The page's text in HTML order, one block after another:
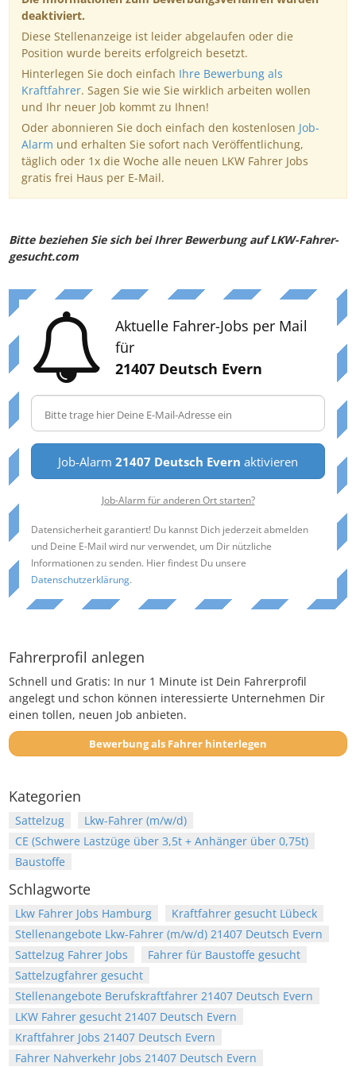
deaktiviert.
Diese Stellenanzeige ist leider abgelaufen oder die
Position wurde bereits erfolgreich besetzt.
Hinterlegen Sie doch einfach Ihre Bewerbung als
Kraftfahrer. Sagen Sie wie Sie wirklich arbeiten wollen
und Ihr neuer Job kommt zu Ihnen!
Oder abonnieren Sie doch einfach den kostenlosen Job-
Alarm und erhalten Sie sofort nach Veröffentlichung,
täglich oder 1x die Woche alle neuen LKW Fahrer Jobs
gratis frei Haus per E-Mail.
Bitte beziehen Sie sich bei Ihrer Bewerbung auf LKW-Fahrer-
gesucht.com
Aktuelle Fahrer-Jobs per Mail
für
21407 Deutsch Evern
Job-Alarm 21407 Deutsch Evern aktivieren
Job-Alarm für anderen Ort starten?
Datensicherheit garantiert! Du kannst Dich jederzeit abmelden
und Deine E-Mail wird nur verwendet, um Dir nützliche
Informationen zu senden. Hier findest Du unsere
Datenschutzerklärung.
Fahrerprofil anlegen
Schnell und Gratis: In nur 1 Minute ist Dein Fahrerprofil
angelegt und schon können interessierte Unternehmen Dir
einen tollen, neuen Job anbieten.
Bewerbung als Fahrer hinterlegen
Kategorien
Sattelzug
Lkw-Fahrer (m/w/d)
CE (Schwere Lastzüge über 3,5t + Anhänger über 0,75t)
Baustoffe
Schlagworte
Lkw Fahrer Jobs Hamburg
Kraftfahrer gesucht Lübeck
Stellenangebote Lkw-Fahrer (m/w/d) 21407 Deutsch Evern
Sattelzug Fahrer Jobs
Fahrer für Baustoffe gesucht
Sattelzugfahrer gesucht
Stellenangebote Berufskraftfahrer 21407 Deutsch Evern
LKW Fahrer gesucht 21407 Deutsch Evern
Kraftfahrer Jobs 21407 Deutsch Evern
Fahrer Nahverkehr Jobs 21407 Deutsch Evern